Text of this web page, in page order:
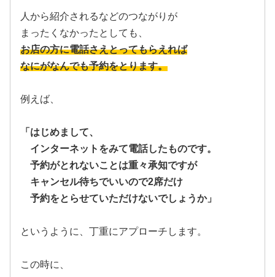
人から紹介されるなどのつながりが
まったくなかったとしても、
お店の方に電話さえとってもらえれば
なにがなんでも予約をとります。
例えば、
「はじめまして、
インターネットをみて電話したものです。
予約がとれないことは重々承知ですが
キャンセル待ちでいいので2席だけ
予約をとらせていただけないでしょうか」
というように、丁重にアプローチします。
この時に、